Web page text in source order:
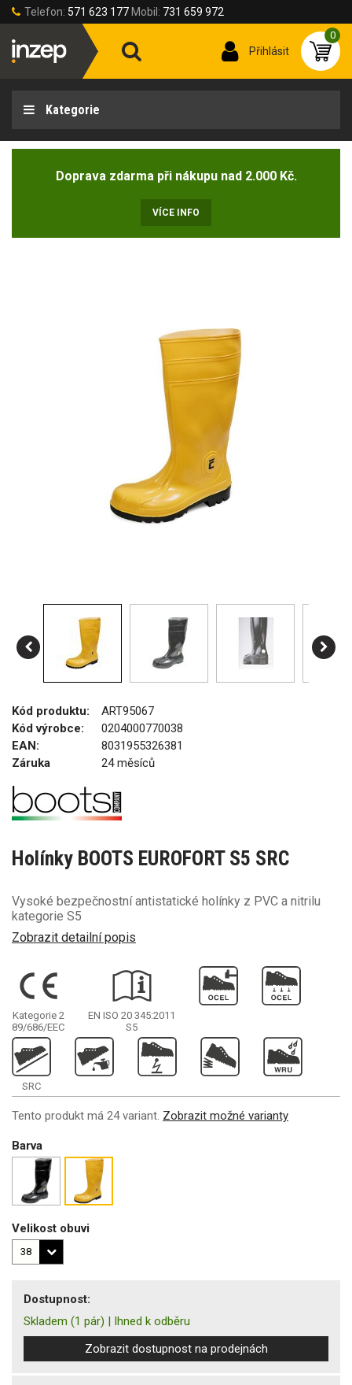
Telefon: 571 623 177 Mobil: 731 659 972
Přihlásit
0
Kategorie
Doprava zdarma při nákupu nad 2.000 Kč.
VÍCE INFO
Kód produktu:
ART95067
Kód výrobce:
0204000770038
EAN:
8031955326381
Záruka
24 měsíců
Holínky BOOTS EUROFORT S5 SRC
Vysoké bezpečnostní antistatické holínky z PVC a nitrilu
kategorie S5
Zobrazit detailní popis
Kategorie 2
89/686/EEC
EN ISO 20 345:2011
S5
SRC
Tento produkt má 24 variant. Zobrazit možné varianty
Barva
Velikost obuvi
Dostupnost:
Skladem (1 pár) | Ihned k odběru
Zobrazit dostupnost na prodejnách